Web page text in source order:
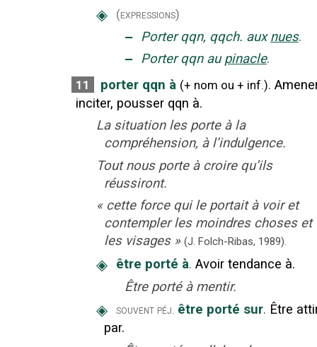
◈ (expressions)
‒ Porter qqn, qqch. aux nues.
‒ Porter qqn au pinacle.
11 porter qqn à (+ nom ou + inf.).
inciter, pousser qqn à.
La situation les porte à la
compréhension, à l’indulgence.
Tout nous porte à croire qu’ils
réussiront.
« cette force qui le portait à voir et
contempler les moindres choses et
les visages » (J. Folch-Ribas, 1989).
◈ être porté à. Avoir tendance à.
Être porté à mentir.
◈ souvent péj. être porté sur. Être
par.